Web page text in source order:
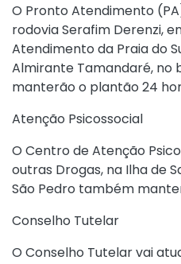
O Pronto Atendimento
rodovia Serafim Derenzi,
Atendimento da Praia do
Almirante Tamandaré, no
manterão o plantão 24
Atenção Psicossocial
O Centro de Atenção
outras Drogas, na Ilha de
São Pedro também
Conselho Tutelar
O Conselho Tutelar vai